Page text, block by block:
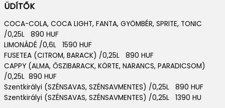
ÜDÍTŐK
COCA-COLA, COCA LIGHT, FANTA, GYÖMBÉR, SPRITE, TONIC
/0,25L 890 HUF
LIMONÁDÉ /0,6L 1590 HUF
FUSETEA (CITROM, BARACK) /0,25L 890 HUF
CAPPY (ALMA, ŐSZIBARACK, KÖRTE, NARANCS, PARADICSOM)
/0,25L 890 HUF
Szentkirályi (SZÉNSAVAS, SZÉNSAVMENTES) /0,25L 890 HUF
Szentkirályi (SZÉNSAVAS, SZÉNSAVMENTES) /0,25L 1390 HU